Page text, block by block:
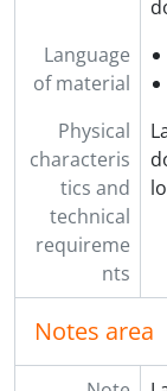
Language
of material
Physical
characteris
tics and
technical
requireme
nts
Notes area